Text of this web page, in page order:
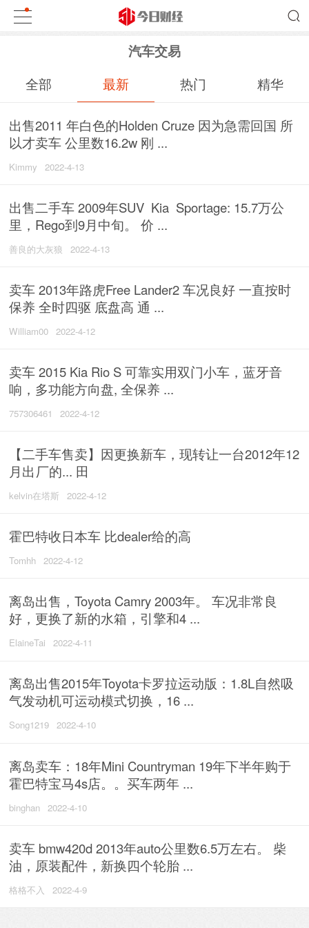
汽车交易
全部 最新 热门 精华
出售2011 年白色的Holden Cruze 因为急需回国 所
以才卖车 公里数16.2w 刚 ...
Kimmy 2022-4-13
出售二手车 2009年SUV Kia Sportage: 15.7万公
里，Rego到9月中旬。 价 ...
善良的大灰狼 2022-4-13
卖车 2013年路虎Free Lander2 车况良好 一直按时
保养 全时四驱 底盘高 通 ...
William00 2022-4-12
卖车 2015 Kia Rio S 可靠实用双门小车，蓝牙音
响，多功能方向盘, 全保养 ...
757306461 2022-4-12
【二手‮售车‬卖】因更换新车，现转让一台2012年12
月出​​‎͏ 厂的‮田 ...
kelvin在塔斯 2022-4-12
霍巴特收日本车 比dealer给的高
Tomhh 2022-4-12
离岛出售，Toyota Camry 2003年。 车况非常良
好，更换了新的水箱，引擎和4 ...
ElaineTai 2022-4-11
离岛出售2015年Toyota卡罗拉运动版：1.8L自然吸
气发动机可运动模式切换，16 ...
Song1219 2022-4-10
离岛卖车：18年Mini Countryman 19年下半年购于
霍巴特宝马4s店。。买车两年 ...
binghan 2022-4-10
卖车 bmw420d 2013年auto公里数6.5万左右。 柴
油，原装配件，新换四个轮胎 ...
格格不入 2022-4-9